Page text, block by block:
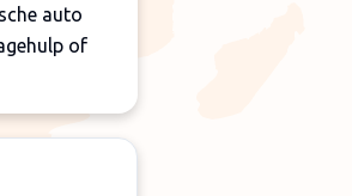
auto
of
online